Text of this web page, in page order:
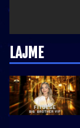
LAJME